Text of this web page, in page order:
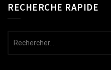
RECHERCHE RAPIDE